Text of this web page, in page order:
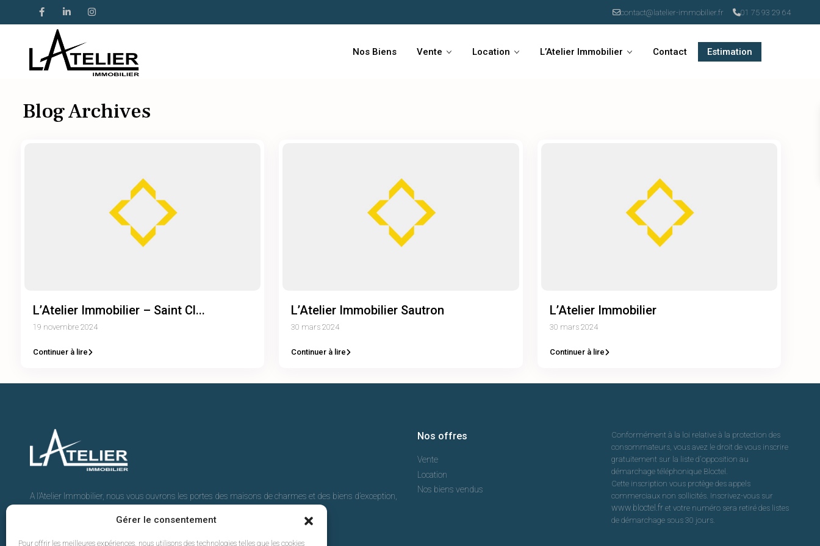
Gérer le consentement
Pour offrir les meilleures expériences, nous utilisons des technologies telles que les cookies
contact@latelier-immobilier.fr 01 75 93 29 64
Nos Biens Vente Location L’Atelier Immobilier Contact Estimation
Blog Archives
L’Atelier Immobilier – Saint Cl...
19 novembre 2024
Continuer à lire
L’Atelier Immobilier Sautron
30 mars 2024
Continuer à lire
L’Atelier Immobilier
30 mars 2024
Continuer à lire
A l’Atelier Immobilier, nous vous ouvrons les portes des maisons de charmes et des biens d’exception,
Nos offres
Vente
Location
Nos biens vendus
Conformément à la loi relative à la protection des
consommateurs, vous avez le droit de vous inscrire
gratuitement sur la liste d'opposition au
démarchage téléphonique Bloctel.
Cette inscription vous protège des appels
commerciaux non sollicités. Inscrivez-vous sur
www.bloctel.fret votre numéro sera retiré des listes
de démarchage sous 30 jours.